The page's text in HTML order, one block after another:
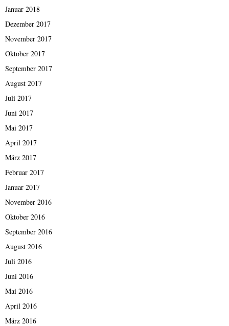
Januar 2018
Dezember 2017
November 2017
Oktober 2017
September 2017
August 2017
Juli 2017
Juni 2017
Mai 2017
April 2017
März 2017
Februar 2017
Januar 2017
November 2016
Oktober 2016
September 2016
August 2016
Juli 2016
Juni 2016
Mai 2016
April 2016
März 2016